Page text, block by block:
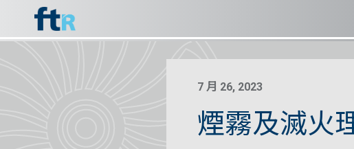
7 月 26, 2023
煙霧及滅火